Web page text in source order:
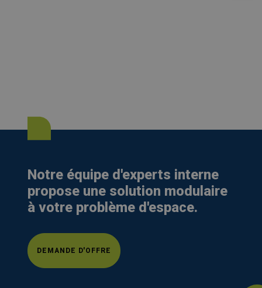
Notre équipe d'experts interne
propose une solution modulaire
à votre problème d'espace.
DEMANDE D'OFFRE